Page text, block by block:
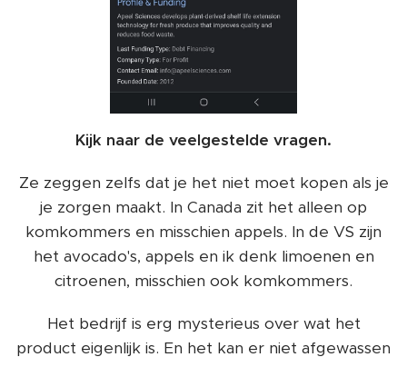
Kijk naar de veelgestelde vragen.
Ze zeggen zelfs dat je het niet moet kopen als je
je zorgen maakt. In Canada zit het alleen op
komkommers en misschien appels. In de VS zijn
het avocado's, appels en ik denk limoenen en
citroenen, misschien ook komkommers.
Het bedrijf is erg mysterieus over wat het
product eigenlijk is. En het kan er niet afgewassen